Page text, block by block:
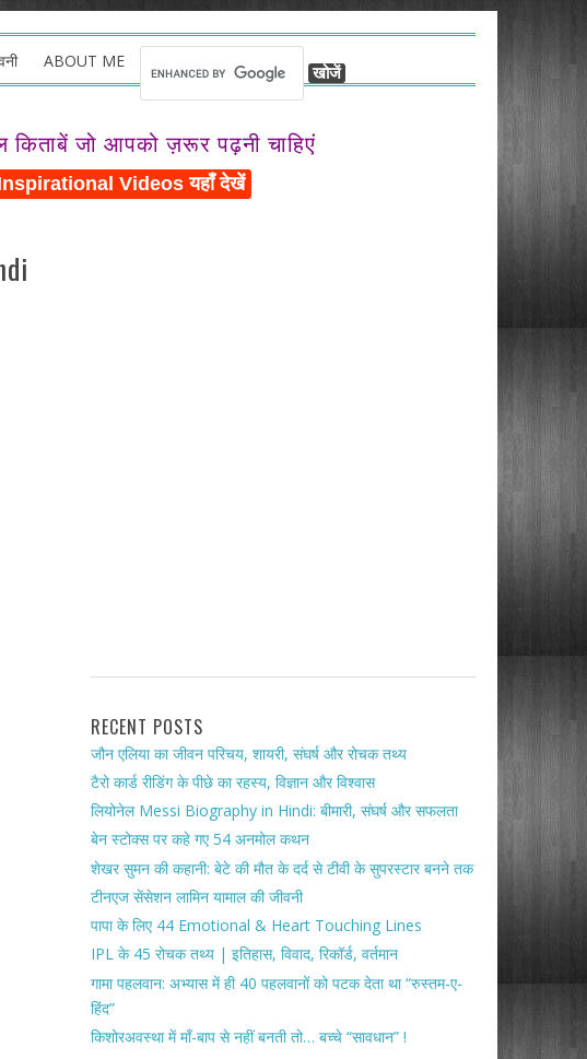
ABOUT ME
किताबें जो आपको ज़रूर पढ़नी चाहिएं
RECENT POSTS
जौन एलिया का जीवन परिचय, शायरी, संघर्ष और रोचक तथ्य
टैरो कार्ड रीडिंग के पीछे का रहस्य, विज्ञान और विश्वास
लियोनेल Messi Biography in Hindi: बीमारी, संघर्ष और सफलता
बेन स्टोक्स पर कहे गए 54 अनमोल कथन
शेखर सुमन की कहानी: बेटे की मौत के दर्द से टीवी के सुपरस्टार बनने तक
टीनएज सेंसेशन लामिन यामाल की जीवनी
पापा के लिए 44 Emotional & Heart Touching Lines
IPL के 45 रोचक तथ्य | इतिहास, विवाद, रिकॉर्ड, वर्तमान
गामा पहलवान: अभ्यास में ही 40 पहलवानों को पटक देता था “रुस्तम-ए-
हिंद”
किशोरअवस्था में माँ-बाप से नहीं बनती तो… बच्चे “सावधान” !